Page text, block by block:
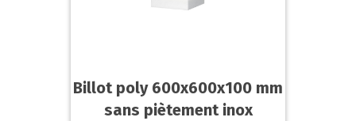
Billot poly 600x600x100 mm
sans piètement inox